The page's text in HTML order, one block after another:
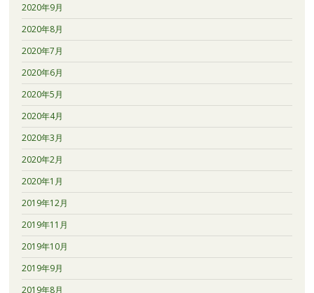
2020年9月
2020年8月
2020年7月
2020年6月
2020年5月
2020年4月
2020年3月
2020年2月
2020年1月
2019年12月
2019年11月
2019年10月
2019年9月
2019年8月